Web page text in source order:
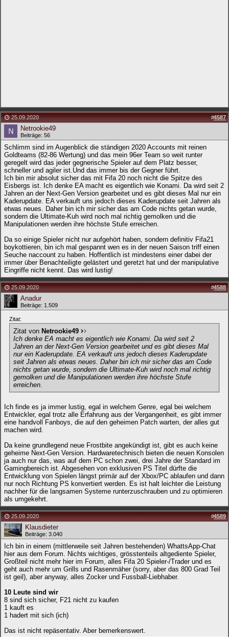
25.09.2020 #4587
Netrookie49
Beiträge: 56
Schlimm sind im Augenblick die ständigen 2020 Accounts mit reinen
Goldteams (82-86 Wertung) und das mein 96er Team so weit runter
geregelt wird das jeder gegnerische Spieler auf dem Platz besser,
schneller und agiler ist.Und das immer bis der Gegner führt.
Ich bin mir absolut sicher das mit Fifa 20 noch nicht die Spitze des
Eisbergs ist. Ich denke EA macht es eigentlich wie Konami. Da wird seit 2
Jahren an der Next-Gen Version gearbeitet und es gibt dieses Mal nur ein
Kaderupdate. EA verkauft uns jedoch dieses Kaderupdate seit Jahren als
etwas neues. Daher bin ich mir sicher das am Code nichts getan wurde,
sondern die Ultimate-Kuh wird noch mal richtig gemolken und die
Manipulationen werden ihre höchste Stufe erreichen.
Da so einige Spieler nicht nur aufgehört haben, sondern definitiv Fifa21
boykottieren, bin ich mal gespannt wen es in der neuen Saison triff einen
Seuche naccount zu haben. Hoffentlich ist mindestens einer dabei der
immer über Benachteiligte gelästert und geretzt hat und der manipulative
Eingriffe nicht kennt. Das wird lustig!
25.09.2020 #4588
Anadur
Beiträge: 1.509
Zitat:
Zitat von Netrookie49
Ich denke EA macht es eigentlich wie Konami. Da wird seit 2
Jahren an der Next-Gen Version gearbeitet und es gibt dieses Mal
nur ein Kaderupdate. EA verkauft uns jedoch dieses Kaderupdate
seit Jahren als etwas neues. Daher bin ich mir sicher das am Code
nichts getan wurde, sondern die Ultimate-Kuh wird noch mal richtig
gemolken und die Manipulationen werden ihre höchste Stufe
erreichen.
Ich finde es ja immer lustig, egal in welchem Genre, egal bei welchem
Entwickler, egal trotz alle Erfahrung aus der Vergangenheit, es gibt immer
eine handvoll Fanboys, die auf den geheimen Patch warten, der alles gut
machen wird.
Da keine grundlegend neue Frostbite angekündigt ist, gibt es auch keine
geheime Next-Gen Version. Hardwaretechnisch bieten die neuen Konsolen
ja auch nur das, was auf dem PC schon zwei, drei Jahre der Standard im
Gamingbereich ist. Abgesehen von exklusiven PS Titel dürfte die
Entwicklung von Spielen längst primär auf der Xbox/PC ablaufen und dann
nur noch Richtung PS konvertiert werden. Es ist halt leichter die Leistung
nachher für die langsamen Systeme runterzuschrauben und zu optimieren
als umgekehrt.
25.09.2020 #4589
Klausdieter
Beiträge: 3.040
Ich bin in einem (mittlerweile seit Jahren bestehenden) WhattsApp-Chat
hier aus dem Forum. Nichts wichtiges, grösstenteils altgediente Spieler,
Großteil nicht mehr hier im Forum, alles Fifa 20 Spieler-/Trader und es
geht auch mehr um Grills und Rasenmäher (sorry, aber das 800 Grad Teil
ist geil), aber anyway, alles Zocker und Fussball-Liebhaber.
10 Leute sind wir
8 sind sich sicher, F21 nicht zu kaufen
1 kauft es
1 hadert mit sich (ich)
Das ist nicht repäsentativ. Aber bemerkenswert.